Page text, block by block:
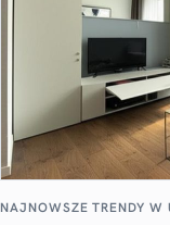
NAJNOWSZE TRENDY W